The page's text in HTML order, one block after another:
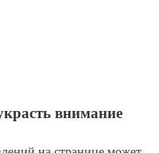
внимание